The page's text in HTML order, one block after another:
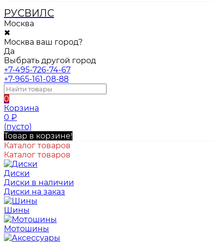
РУСВИЛС
Москва
✖
Москва ваш город?
Да
Выбрать другой город
+7-495-726-74-67
+7-965-161-08-88
0
Корзина
0 ₽
(пусто)
Товар в корзине!
Каталог товаров
Каталог товаров
Диски
Диски в наличии
Диски на заказ
Шины
Мотошины